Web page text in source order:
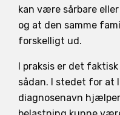
kan være sårbare
og at den samme
forskelligt ud.
I praksis er det
sådan. I stedet for at
diagnosenavn